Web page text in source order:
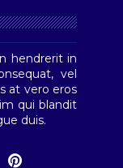
hendrerit in
vel
at vero eros
qui blandit
duis.